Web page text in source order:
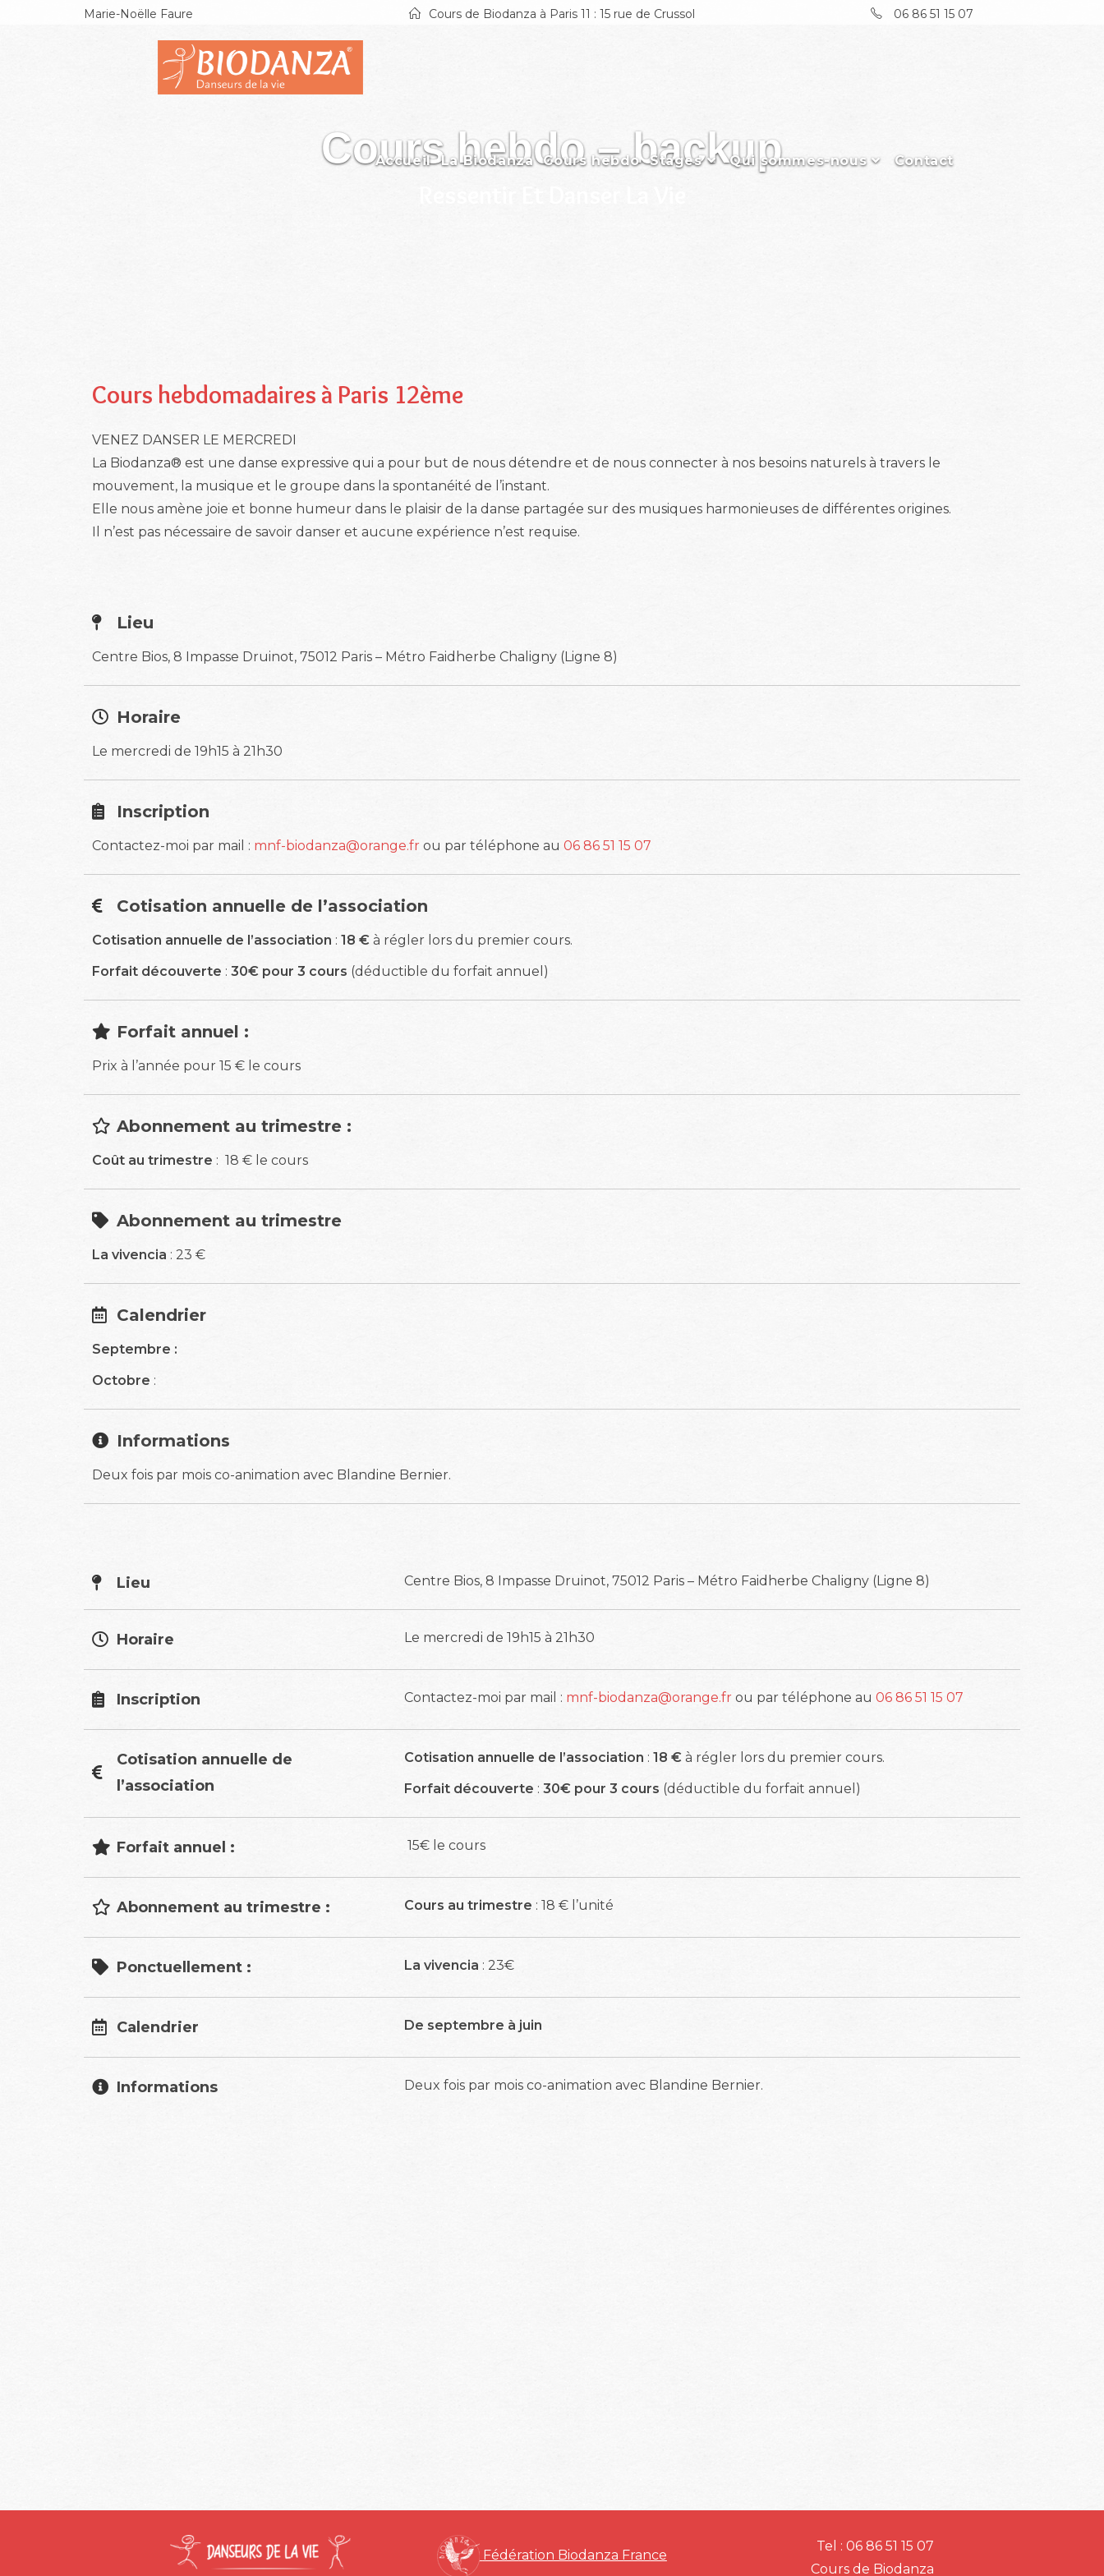
Marie-Noëlle Faure Cours de Biodanza à Paris 11 : 15 rue de Crussol 06 86 51 15 07
Accueil La Biodanza Cours hebdo Stages Qui sommes-nous Contact
Cours hebdo – backup
Cours hebdomadaires à Paris 12ème
VENEZ DANSER LE MERCREDI
La Biodanza® est une danse expressive qui a pour but de nous détendre et de nous connecter à nos besoins naturels à travers le
mouvement, la musique et le groupe dans la spontanéité de l’instant.
Elle nous amène joie et bonne humeur dans le plaisir de la danse partagée sur des musiques harmonieuses de différentes origines.
Il n’est pas nécessaire de savoir danser et aucune expérience n’est requise.
Lieu
Centre Bios, 8 Impasse Druinot, 75012 Paris – Métro Faidherbe Chaligny (Ligne 8)
Horaire
Le mercredi de 19h15 à 21h30
Inscription
Contactez-moi par mail : mnf-biodanza@orange.fr ou par téléphone au 06 86 51 15 07
Cotisation annuelle de l’association
Cotisation annuelle de l’association : 18 € à régler lors du premier cours.
Forfait découverte : 30€ pour 3 cours (déductible du forfait annuel)
Forfait annuel :
Prix à l’année pour 15 € le cours
Abonnement au trimestre :
Coût au trimestre : 18 € le cours
Abonnement au trimestre
La vivencia : 23 €
Calendrier
Septembre :
Octobre :
Informations
Deux fois par mois co-animation avec Blandine Bernier.
Lieu Centre Bios, 8 Impasse Druinot, 75012 Paris – Métro Faidherbe Chaligny (Ligne 8)
Horaire Le mercredi de 19h15 à 21h30
Inscription Contactez-moi par mail : mnf-biodanza@orange.frou par téléphone au 06 86 51 15 07
Cotisation annuelle de
l’association
Cotisation annuelle de l’association : 18 € à régler lors du premier cours.
Forfait découverte : 30€ pour 3 cours (déductible du forfait annuel)
Forfait annuel : 15€ le cours
Abonnement au trimestre : Cours au trimestre : 18 € l’unité
Ponctuellement : La vivencia : 23€
Calendrier De septembre à juin
Informations Deux fois par mois co-animation avec Blandine Bernier.
Fédération Biodanza France
Tel : 06 86 51 15 07
Cours de Biodanza